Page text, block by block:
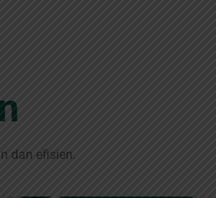
dan efisien.